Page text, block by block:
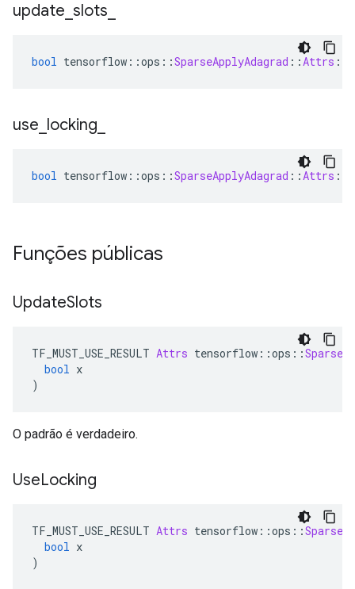
update slots
bool tensorflow ::ops ::SparseApplyAdagrad ::Attrs ::
use locking
bool tensorflow ::ops ::SparseApplyAdagrad ::Attrs ::
Funções públicas
UpdateSlots
TF_MUST_USE_RESULT Attrs tensorflow ::ops ::
bool x
)
O padrão é verdadeiro.
UseLocking
TF_MUST_USE_RESULT Attrs tensorflow ::ops ::
bool x
)